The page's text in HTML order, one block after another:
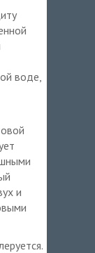
воде,
и